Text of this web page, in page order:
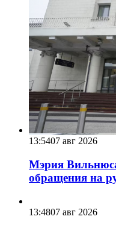
13:5407 авг 2026
Мэрия
обращения на
13:4807 авг 2026